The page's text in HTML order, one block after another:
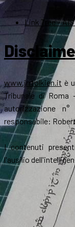
Link Tree –
www.jrrtolkien.it è
Tribunale di Roma
autorizzazione
responsabile:
I contenuti
l'ausilio